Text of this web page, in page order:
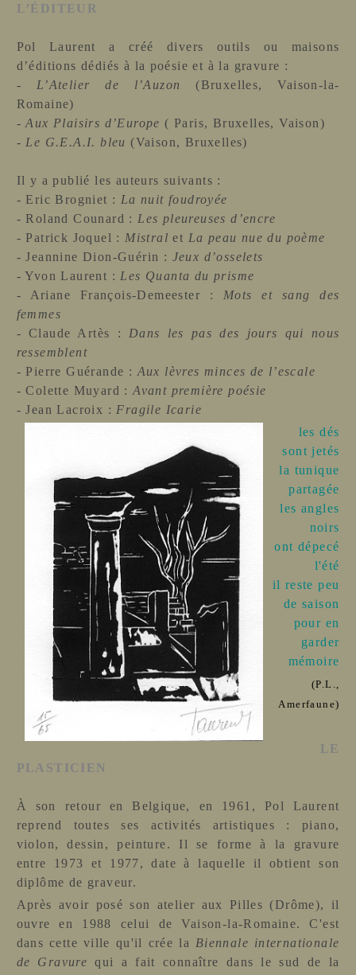
L’ÉDITEUR
Pol Laurent a créé divers outils ou maisons
d’éditions dédiés à la poésie et à la gravure :
- L’Atelier de l’Auzon
(Bruxelles, Vaison-la-
Romaine)
-Aux Plaisirs d’Europe ( Paris, Bruxelles, Vaison)
- Le G.E.A.I. bleu (Vaison, Bruxelles)
Il y a publié les auteurs suivants :
- Eric Brogniet : La nuit foudroyée
- Roland Counard : Les pleureuses d’encre
- Patrick Joquel : Mistralet La peau nue du poème
- Jeannine Dion-Guérin : Jeux d’osselets
- Yvon Laurent : Les Quanta du prisme
- Ariane François-Demeester : Mots et sang des
femmes
- Claude Artès : Dans les pas des jours qui nous
ressemblent
- Pierre Guérande : Aux lèvres minces de l’escale
- Colette Muyard :Avant première poésie
- Jean Lacroix : Fragile Icarie
les dés
sont jetés
la tunique
partagée
les angles
noirs
ont dépecé
l'été
il reste peu
de saison
pour en
garder
mémoire
(P.L.,
Amerfaune)
LE
PLASTICIEN
À son retour en Belgique, en 1961, Pol Laurent
reprend toutes ses activités artistiques : piano,
violon, dessin, peinture. Il se forme à la gravure
entre 1973 et 1977, date à laquelle il obtient son
diplôme de graveur.
Après avoir posé son atelier aux Pilles (Drôme), il
ouvre en 1988 celui de Vaison-la-Romaine. C'est
dans cette ville qu'il crée la Biennale internationale
de Gravure qui a fait connaître dans le sud de la